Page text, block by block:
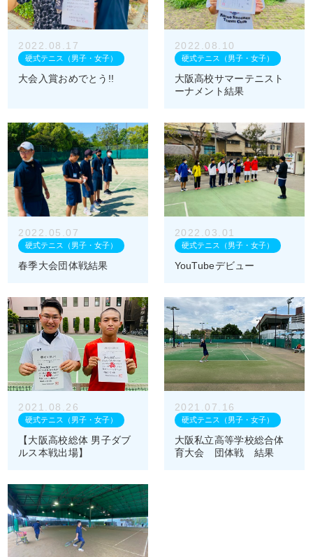
2022.08.17
硬式テニス（男子・女子）
大会入賞おめでとう!!
2022.08.10
硬式テニス（男子・女子）
大阪高校サマーテニスト
ーナメント結果
2022.05.07
硬式テニス（男子・女子）
春季大会団体戦結果
2022.03.01
硬式テニス（男子・女子）
YouTubeデビュー
2021.08.26
硬式テニス（男子・女子）
【大阪高校総体 男子ダブ
ルス本戦出場】
2021.07.16
硬式テニス（男子・女子）
大阪私立高等学校総合体
育大会 団体戦 結果